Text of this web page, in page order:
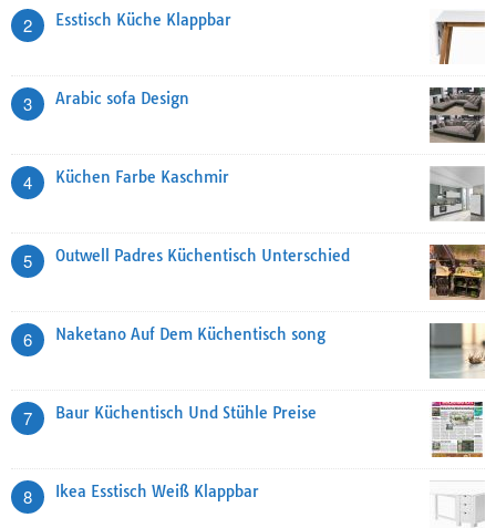
2 Esstisch Küche Klappbar
3 Arabic sofa Design
4 Küchen Farbe Kaschmir
5 Outwell Padres Küchentisch Unterschied
6 Naketano Auf Dem Küchentisch song
7 Baur Küchentisch Und Stühle Preise
8 Ikea Esstisch Weiß Klappbar